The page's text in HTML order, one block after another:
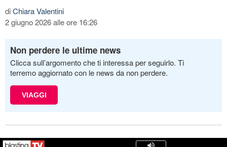
diChiara Valentini
2 giugno 2026 alle ore 16:26
Non perdere le ultime news
Clicca sull’argomento che ti interessa per seguirlo. Ti
terremo aggiornato con le news da non perdere.
VIAGGI